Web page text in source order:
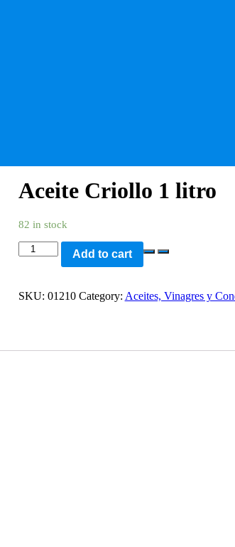
Aceite Criollo 1 litro
82 in stock
Aceite
Criollo
quantity
Add to cart
SKU: 01210 Category: Aceites, Vinagres y